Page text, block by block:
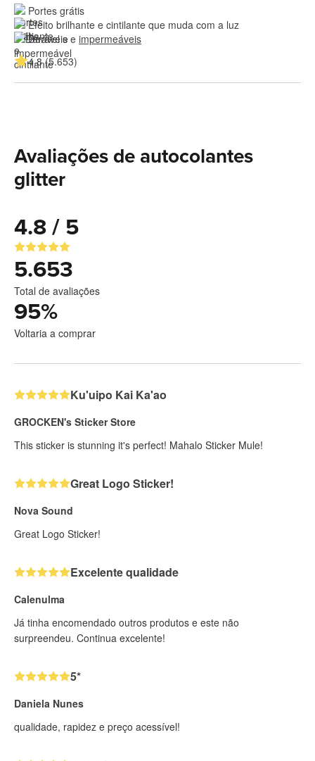
Portes grátis
Efeito brilhante e cintilante que muda com a luz
Duráveis e impermeáveis
4.8 (5.653)
Avaliações de autocolantes
glitter
4.8 / 5
5.653
Total de avaliações
95%
Voltaria a comprar
Ku'uipo Kai Ka'ao
GROCKEN's Sticker Store
This sticker is stunning it's perfect! Mahalo Sticker Mule!
Great Logo Sticker!
Nova Sound
Great Logo Sticker!
Excelente qualidade
Calenulma
Já tinha encomendado outros produtos e este não
surpreendeu. Continua excelente!
5*
Daniela Nunes
qualidade, rapidez e preço acessível!